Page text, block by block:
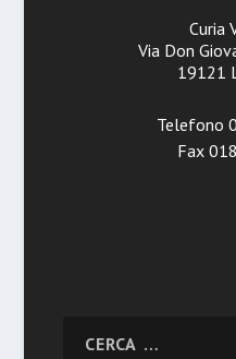
Curia
Via Don
19121
Telefono
Fax